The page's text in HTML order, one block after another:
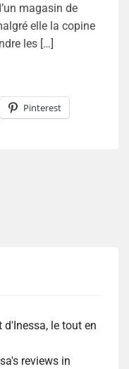
magasin de
elle la copine
les […]
Pinterest
d'Inessa, le tout en
reviews in